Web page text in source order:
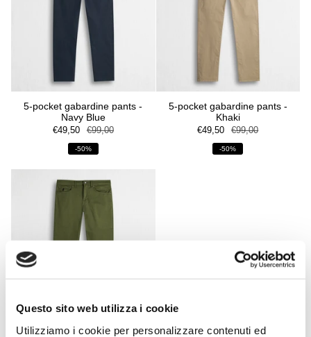
Questo sito web utilizza i cookie
Utilizziamo i cookie per personalizzare contenuti ed
5-pocket gabardine pants -
Navy Blue
€49,50 €99,00
-50%
5-pocket gabardine pants -
Khaki
€49,50 €99,00
-50%
5-pocket gabardine pants -